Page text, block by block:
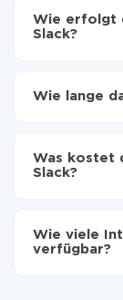
Wie erfolgt
Slack?
übertragen
Slack
Wie lange
Im
Was kostet
Slack?
zahlen nur für
Service von
Wie viele
verfügbar?